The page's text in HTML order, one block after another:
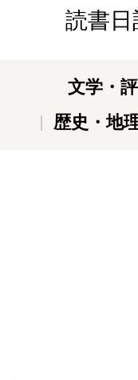
読書
文学・
歴史・地